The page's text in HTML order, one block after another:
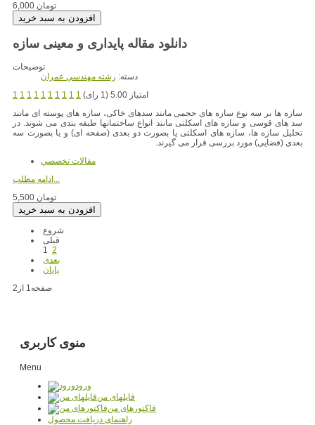
6,000 تومان
دانلود مقاله پایداری و معینی سازه
توضیحات
دسته: رشته مهندسي عمران
1 1 1 1 1 1 1 1 1 1
امتیاز 5.00 (1 رای)
سازه ها بر سه نوع سازه های حجمی مانند سدهای خاکی، سازه های پوسته ای مانند
سد های قوسی و سازه های اسکلتی مانند انواع ساختمانها طبقه بندی می شوند. در
تحلیل سازه ها، سازه های اسکلتی یا بصورت دو بعدی (صفحه ای) و یا بصورت سه
بعدی (فضایی) مورد بررسی قرار می گیرند.
مقالات تخصصي
ادامه مطلب...
5,500 تومان
شروع
قبلی
1 2
بعدی
پایان
صفحه1 از2
منوی کاربری
Menu
ورود
فایلهای من
فاکتورهای من
راهنمای دریافت محصول